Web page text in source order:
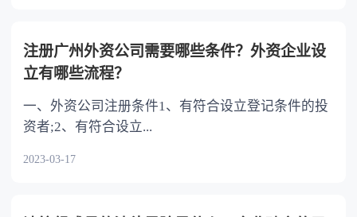
本公司股份数不得超过本公司已发行股份总额的
百分之十，并应当在三年内转让或者注销。 三是
公司滥用股份回购制度，引发操纵市场、内幕交
易等利益输送行为，增加规定上市公司收购本公
司股份应当依照证券法的规定履行信息披露义
注册广州外资公司需要哪些条件？外资企业设
立有哪些流程？
一、外资公司注册条件1、有符合设立登记条件的投
资者;2、有符合设立...
2023-03-17